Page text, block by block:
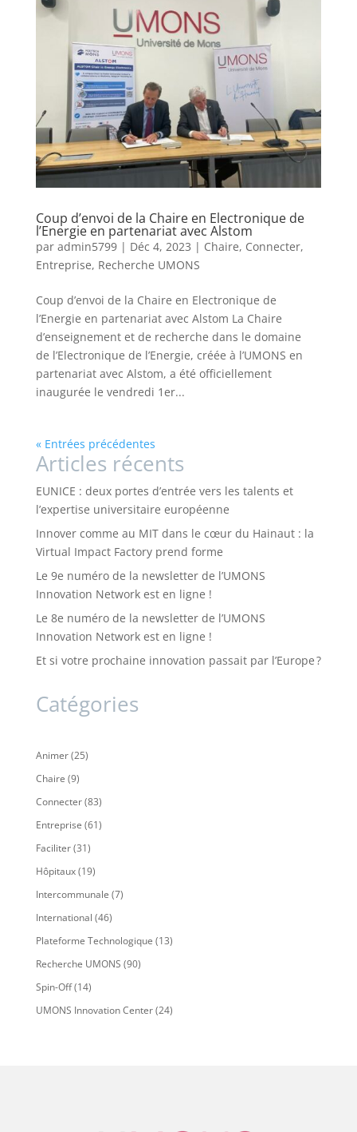
Coup d’envoi de la Chaire en Electronique de
l’Energie en partenariat avec Alstom
par admin5799| Déc 4, 2023 | Chaire, Connecter,
Entreprise, Recherche UMONS
Coup d’envoi de la Chaire en Electronique de
l’Energie en partenariat avec Alstom La Chaire
d’enseignement et de recherche dans le domaine
de l’Electronique de l’Energie, créée à l’UMONS en
partenariat avec Alstom, a été officiellement
inaugurée le vendredi 1er...
« Entrées précédentes
Articles récents
EUNICE : deux portes d’entrée vers les talents et
l’expertise universitaire européenne
Innover comme au MIT dans le cœur du Hainaut : la
Virtual Impact Factory prend forme
Le 9e numéro de la newsletter de l’UMONS
Innovation Network est en ligne !
Le 8e numéro de la newsletter de l’UMONS
Innovation Network est en ligne !
Et si votre prochaine innovation passait par l’Europe ?
Catégories
Animer(25)
Chaire (9)
Connecter(83)
Entreprise (61)
Faciliter(31)
Hôpitaux(19)
Intercommunale (7)
International (46)
Plateforme Technologique (13)
Recherche UMONS (90)
Spin-Off(14)
UMONS Innovation Center(24)